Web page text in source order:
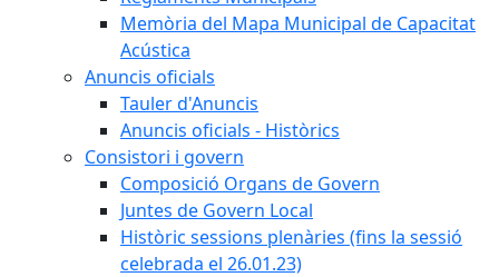
Memòria del Mapa Municipal de Capacitat
Acústica
Anuncis oficials
Tauler d'Anuncis
Anuncis oficials - Històrics
Consistori i govern
Composició Organs de Govern
Juntes de Govern Local
Històric sessions plenàries (fins la sessió
celebrada el 26.01.23)